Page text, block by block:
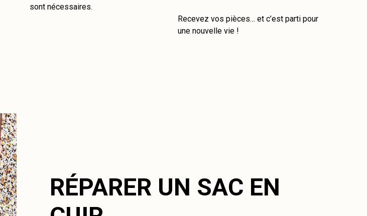
sont nécessaires.
Recevez vos pièces… et c’est parti pour
une nouvelle vie !
RÉPARER UN SAC EN